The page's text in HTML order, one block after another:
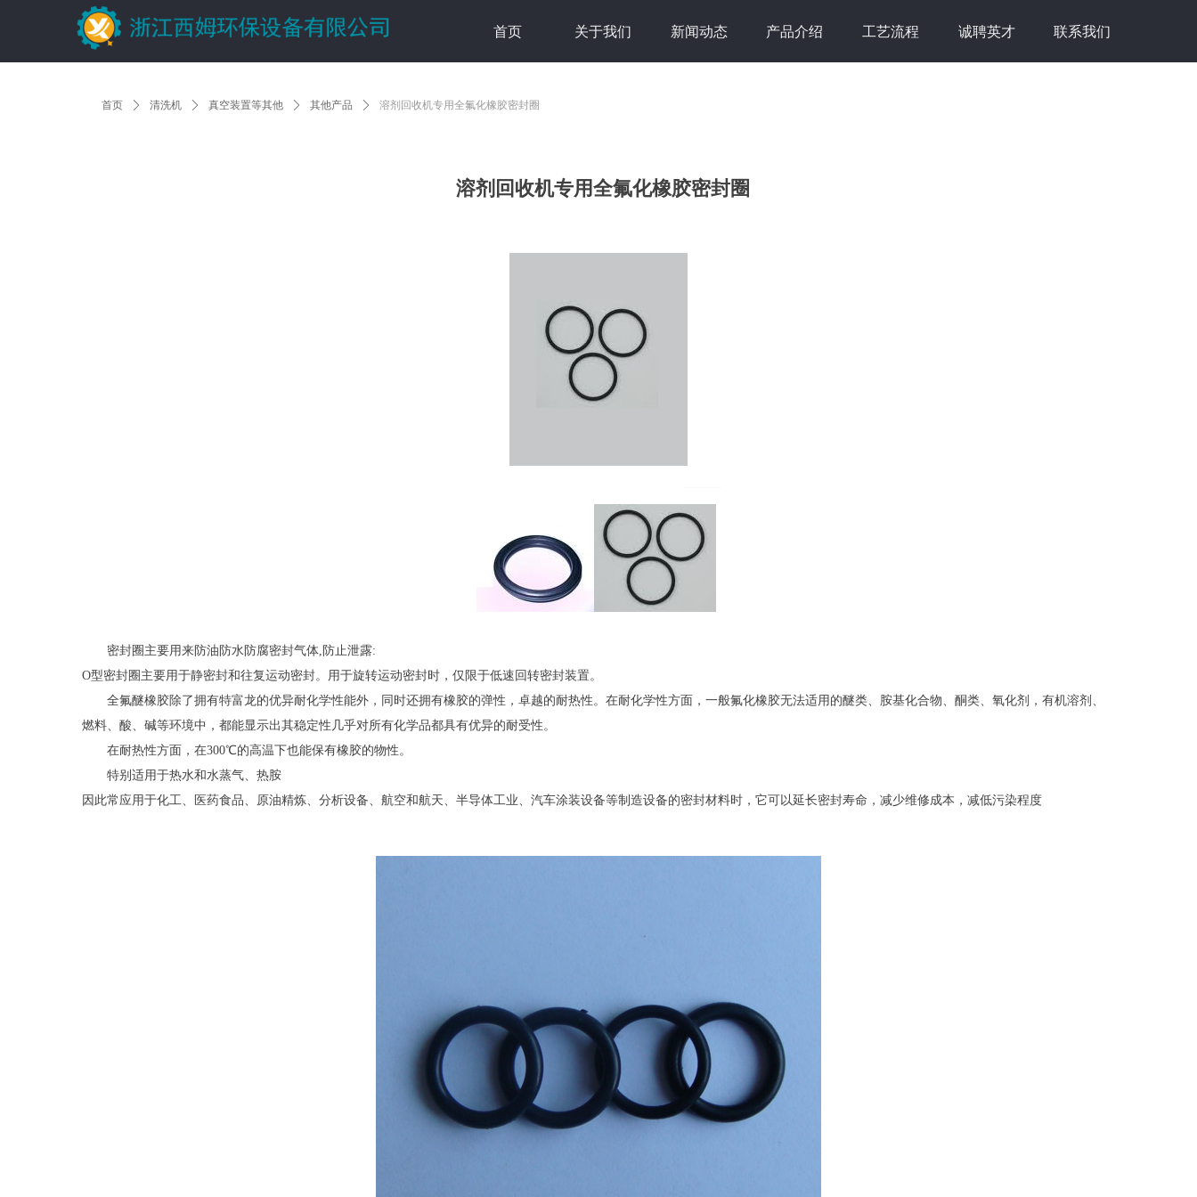
首页 关于我们 新闻动态 产品介绍 工艺流程 诚聘英才 联系我们
首页 ꄲ 清洗机 ꄲ 真空装置等其他 ꄲ 其他产品 ꄲ 溶剂回收机专用全氟化橡胶密封圈
溶剂回收机专用全氟化橡胶密封圈
密封圈主要用来防油防水防腐密封气体,防止泄露:
O型密封圈主要用于静密封和往复运动密封。用于旋转运动密封时，仅限于低速回转密封装置。
全氟醚橡胶除了拥有特富龙的优异耐化学性能外，同时还拥有橡胶的弹性，卓越的耐热性。在耐化学性方面，一般氟化橡胶无法适用的醚类、胺基化合物、酮类、氧化剂，有机溶剂、
燃料、酸、碱等环境中，都能显示出其稳定性几乎对所有化学品都具有优异的耐受性。
在耐热性方面，在300℃的高温下也能保有橡胶的物性。
特别适用于热水和水蒸气、热胺
因此常应用于化工、医药食品、原油精炼、分析设备、航空和航天、半导体工业、汽车涂装设备等制造设备的密封材料时，它可以延长密封寿命，减少维修成本，减低污染程度